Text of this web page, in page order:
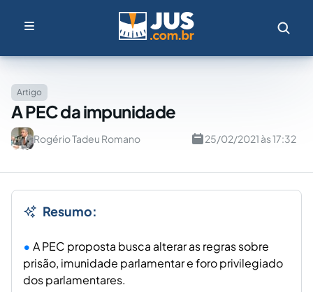
Artigo
A PEC da impunidade
Rogério Tadeu Romano 25/02/2021 às 17:32
Resumo:
A PEC proposta busca alterar as regras sobre
prisão, imunidade parlamentar e foro privilegiado
dos parlamentares.